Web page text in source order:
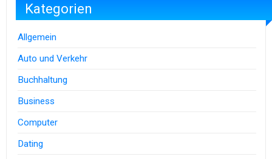
Kategorien
Allgemein
Auto und Verkehr
Buchhaltung
Business
Computer
Dating